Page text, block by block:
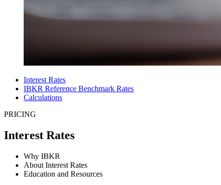
Interest Rates
IBKR Reference Benchmark Rates
Calculations
PRICING
Interest Rates
Why IBKR
About Interest Rates
Education and Resources